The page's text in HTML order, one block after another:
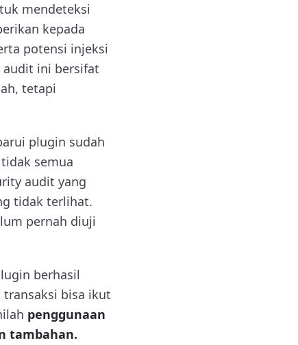
mendeteksi
kepada
potensi injeksi
audit ini bersifat
tetapi
plugin sudah
semua
audit yang
tidak terlihat.
pernah diuji
berhasil
bisa ikut
penggunaan
tambahan.